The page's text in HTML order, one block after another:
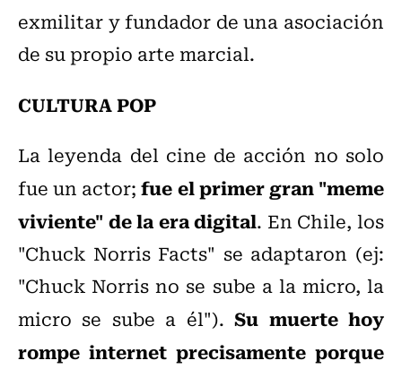
exmilitar y fundador de una asociación
de su propio arte marcial.
CULTURA POP
La leyenda del cine de acción no solo
fue un actor;fue el primer gran "meme
viviente" de la era digital. En Chile, los
"Chuck Norris Facts" se adaptaron (ej:
"Chuck Norris no se sube a la micro, la
micro se sube a él").Su muerte hoy
rompe internet precisamente porque